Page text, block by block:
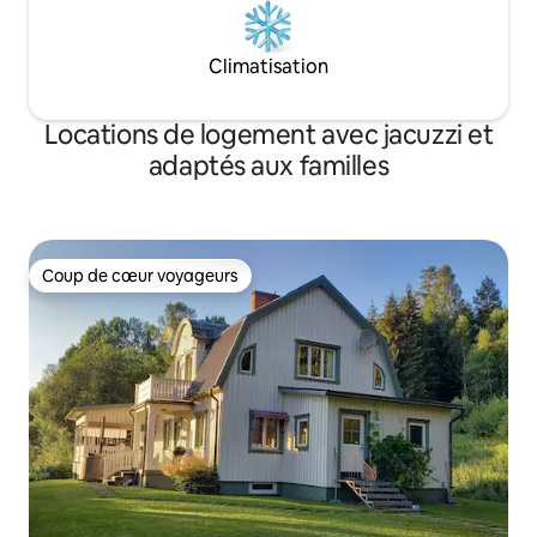
Climatisation
Locations de logement avec jacuzzi et
adaptés aux familles
Coup de cœur voyageurs
Coup de cœur voyageurs